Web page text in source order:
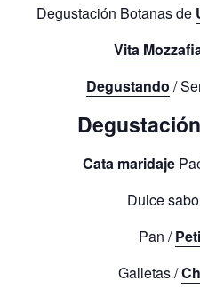
Degustación Botanas de
Vita
Degustando /
Cata maridaje
Dulce
Pan /
Galletas /